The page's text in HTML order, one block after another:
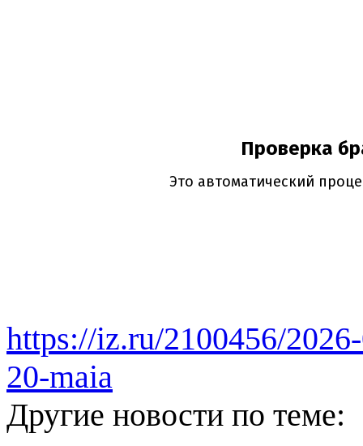
https://iz.ru/2100456/
20-maia
Другие новости по теме: